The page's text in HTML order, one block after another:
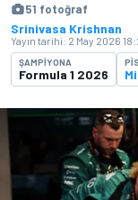
51 fotoğraf
Srinivasa Krishnan
Yayın tarihi: 2 May 2026
ŞAMPIYONA
Formula 1 2026